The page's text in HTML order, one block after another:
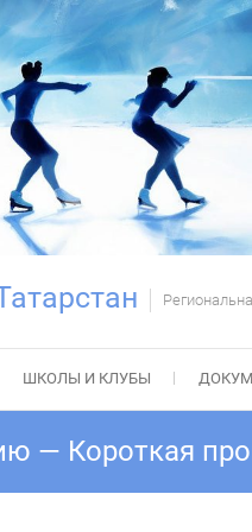
ШКОЛЫ И КЛУБЫ
— Короткая